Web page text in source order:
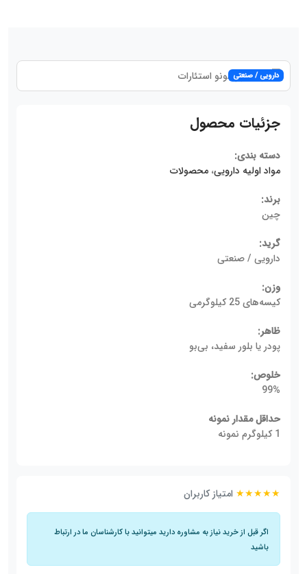
دارویی / صنعتی
جزئیات محصول
دسته بندی:
مواد اولیه دارویی، محصولات
برند:
چین
گرید:
دارویی / صنعتی
وزن:
کیسه‌های 25 کیلوگرمی
ظاهر:
پودر یا بلور سفید، بی‌بو
خلوص:
99%
حداقل مقدار نمونه
1 کیلوگرم نمونه
★★★★★ امتیاز کاربران
اگر قبل از خرید نیاز به مشاوره دارید میتوانید با کارشناسان ما در ارتباط
باشید